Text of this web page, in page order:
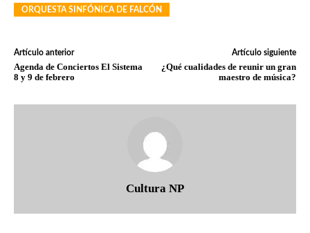
ORQUESTA SINFÓNICA DE FALCÓN
Artículo anterior
Agenda de Conciertos El Sistema
8 y 9 de febrero
Artículo siguiente
¿Qué cualidades de reunir un gran
maestro de música?
Cultura NP